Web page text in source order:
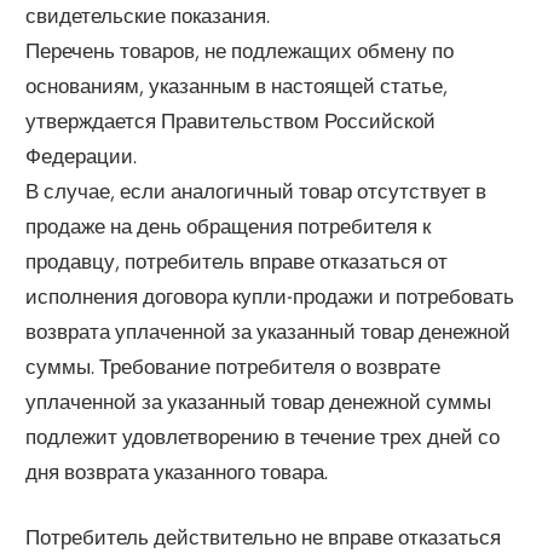
свидетельские показания.
Перечень товаров, не подлежащих обмену по
основаниям, указанным в настоящей статье,
утверждается Правительством Российской
Федерации.
В случае, если аналогичный товар отсутствует в
продаже на день обращения потребителя к
продавцу, потребитель вправе отказаться от
исполнения договора купли-продажи и потребовать
возврата уплаченной за указанный товар денежной
суммы. Требование потребителя о возврате
уплаченной за указанный товар денежной суммы
подлежит удовлетворению в течение трех дней со
дня возврата указанного товара.
Потребитель действительно не вправе отказаться